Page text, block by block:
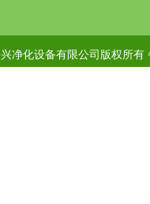
净化设备有限公司版权所有